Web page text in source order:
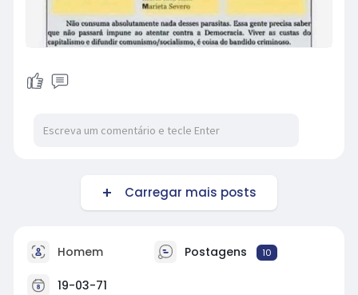
Carregar mais posts
Homem Postagens 10
19-03-71